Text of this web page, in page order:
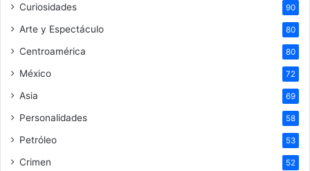
Curiosidades 90
Arte y Espectáculo 80
Centroamérica 80
México 72
Asia 69
Personalidades 58
Petróleo 53
Crimen 52